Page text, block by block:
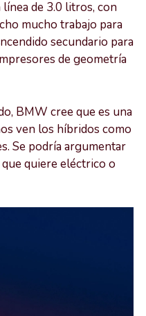
de 3.0 litros, con
mucho trabajo para
secundario para
de geometría
BMW cree que es una
ven los híbridos como
Se podría argumentar
quiere eléctrico o